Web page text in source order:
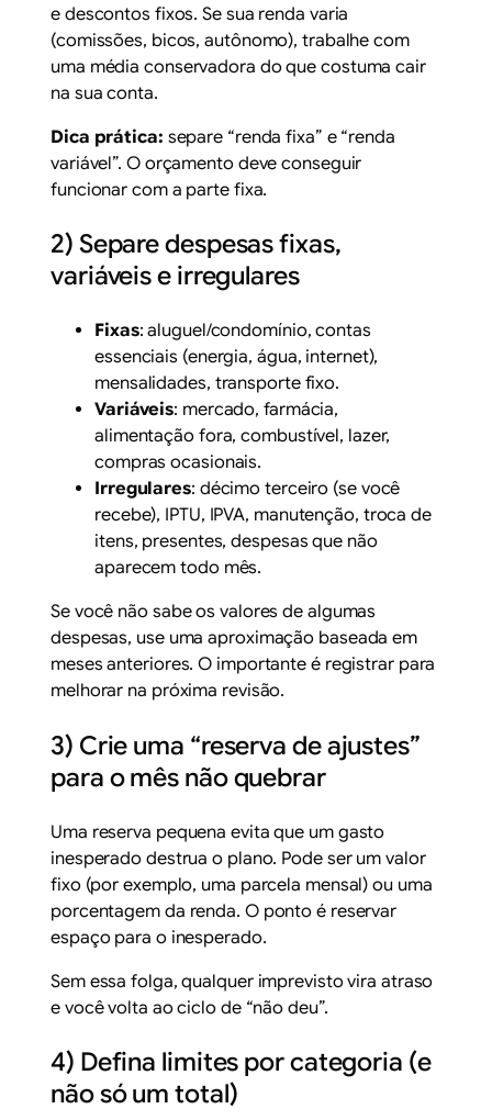
e descontos fixos. Se sua renda varia
(comissões, bicos, autônomo), trabalhe com
uma média conservadora do que costuma cair
na sua conta.
Dica prática: separe “renda fixa” e “renda
variável”. O orçamento deve conseguir
funcionar com a parte fixa.
2) Separe despesas fixas,
variáveis e irregulares
Fixas: aluguel/condomínio, contas
essenciais (energia, água, internet),
mensalidades, transporte fixo.
Variáveis: mercado, farmácia,
alimentação fora, combustível, lazer,
compras ocasionais.
Irregulares: décimo terceiro (se você
recebe), IPTU, IPVA, manutenção, troca de
itens, presentes, despesas que não
aparecem todo mês.
Se você não sabe os valores de algumas
despesas, use uma aproximação baseada em
meses anteriores. O importante é registrar para
melhorar na próxima revisão.
3) Crie uma “reserva de ajustes”
para o mês não quebrar
Uma reserva pequena evita que um gasto
inesperado destrua o plano. Pode ser um valor
fixo (por exemplo, uma parcela mensal) ou uma
porcentagem da renda. O ponto é reservar
espaço para o inesperado.
Sem essa folga, qualquer imprevisto vira atraso
e você volta ao ciclo de “não deu”.
4) Defina limites por categoria (e
não só um total)